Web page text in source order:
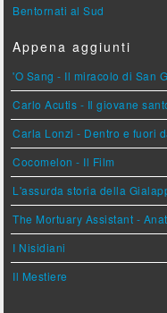
Bentornati al Sud
Appena aggiunti
'O Sang - Il miracolo di San
Carlo Acutis - Il giovane
Carla Lonzi - Dentro e fuori
Cocomelon - Il Film
L'assurda storia della
The Mortuary Assistant -
I Nisidiani
Il Mestiere